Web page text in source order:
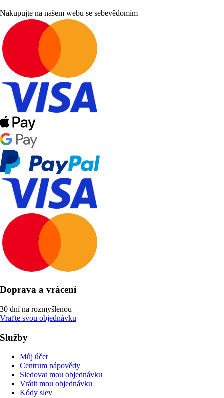
Nakupujte na našem webu se sebevědomím
Doprava a vrácení
30 dní na rozmyšlenou
Vraťte svou objednávku
Služby
Můj účet
Centrum nápovědy
Sledovat mou objednávku
Vrátit mou objednávku
Kódy slev